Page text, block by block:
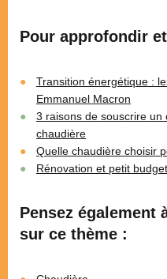
Pour approfondir
Transition énergétique :
Emmanuel Macron
3 raisons de souscrire un
chaudière
Quelle chaudière choisir
Rénovation et petit
Pensez également
sur ce thème :